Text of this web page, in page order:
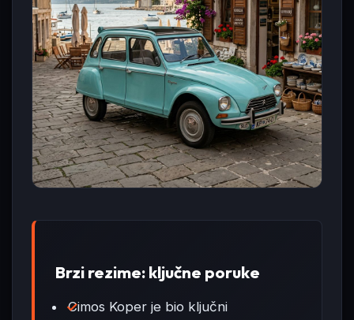
Brzi rezime: ključne poruke
Cimos Koper je bio ključni